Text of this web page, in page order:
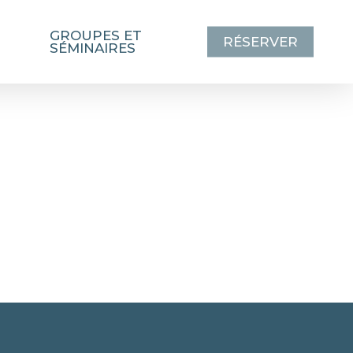
GROUPES ET
SÉMINAIRES
RÉSERVER